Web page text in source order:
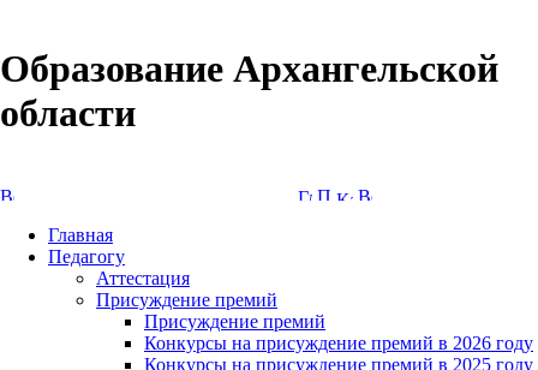
Образование Архангельской
области
Главная
Педагогу
Аттестация
Присуждение премий
Присуждение премий
Конкурсы на присуждение премий в 2026 году
Конкурсы на присуждение премий в 2025 году